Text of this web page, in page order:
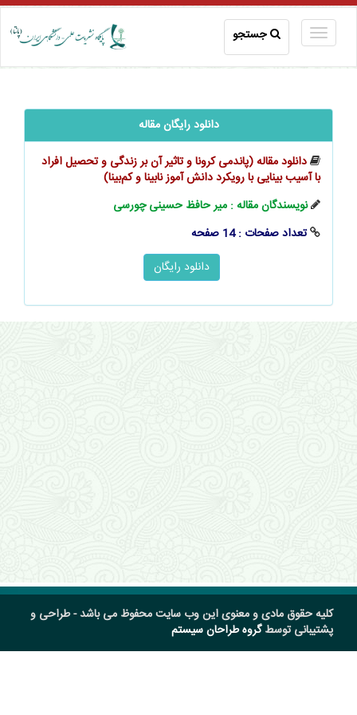
جستجو
دانلود رایگان مقاله
دانلود مقاله (پاندمی کرونا و تاثیر آن بر زندگی و تحصیل افراد
با آسیب بینایی با رویکرد دانش آموز نابینا و کم‌بینا)
نویسندگان مقاله : میر حافظ حسینی چورسی
تعداد صفحات : 14 صفحه
کلیه حقوق مادی و معنوی این وب سایت محفوظ می باشد - طراحی و
پشتیبانی توسطگروه طراحان سیستم